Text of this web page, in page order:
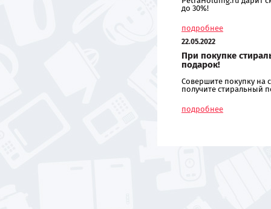
до 30%!
подробнее
22.05.2022
При покупке
подарок!
Совершите покупку на
получите стиральный
подробнее